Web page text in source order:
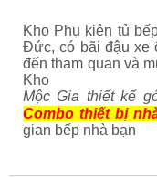
Kho Phụ kiện tủ
Đức, có bãi đậu xe
đến tham quan và
Kho
Mộc Gia thiết kế
Combo thiết bị
gian bếp nhà bạn